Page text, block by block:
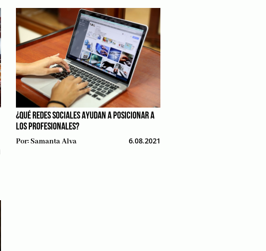
¿QUÉ REDES SOCIALES AYUDAN A POSICIONAR A
LOS PROFESIONALES?
Por:Samanta Alva 6.08.2021